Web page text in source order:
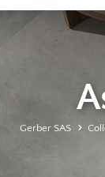
Gerber SAS